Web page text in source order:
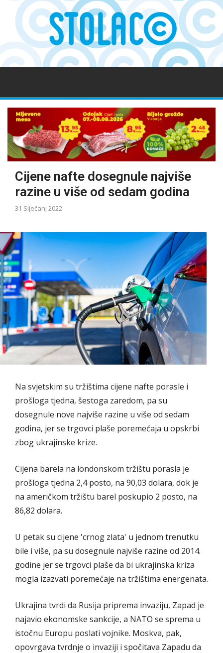
Cijene nafte dosegnule najviše
razine u više od sedam godina
31 Siječanj 2022
Na svjetskim su tržištima cijene nafte porasle i
prošloga tjedna, šestoga zaredom, pa su
dosegnule nove najviše razine u više od sedam
godina, jer se trgovci plaše poremećaja u opskrbi
zbog ukrajinske krize.
Cijena barela na londonskom tržištu porasla je
prošloga tjedna 2,4 posto, na 90,03 dolara, dok je
na američkom tržištu barel poskupio 2 posto, na
86,82 dolara.
U petak su cijene 'crnog zlata' u jednom trenutku
bile i više, pa su dosegnule najviše razine od 2014.
godine jer se trgovci plaše da bi ukrajinska kriza
mogla izazvati poremećaje na tržištima energenata.
Ukrajina tvrdi da Rusija priprema invaziju, Zapad je
najavio ekonomske sankcije, a NATO se sprema u
istočnu Europu poslati vojnike. Moskva, pak,
opovrgava tvrdnje o invaziji i spočitava Zapadu da